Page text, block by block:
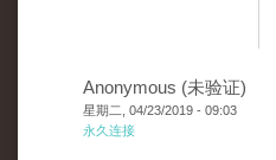
Anonymous (未验证)
星期二, 04/23/2019 - 09:03
永久连接